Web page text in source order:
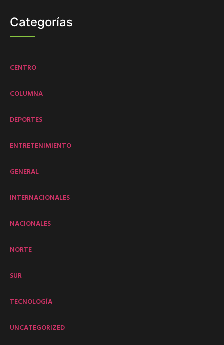
Categorías
CENTRO
COLUMNA
DEPORTES
ENTRETENIMIENTO
GENERAL
INTERNACIONALES
NACIONALES
NORTE
SUR
TECNOLOGÍA
UNCATEGORIZED